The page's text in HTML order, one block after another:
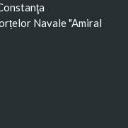
Navale "Amiral